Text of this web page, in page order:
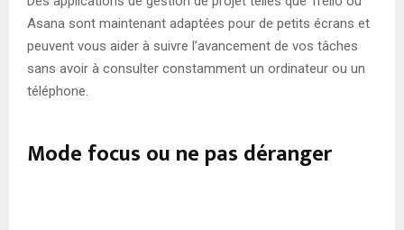
Asana sont maintenant adaptées pour de petits écrans et
peuvent vous aider à suivre l’avancement de vos tâches
sans avoir à consulter constamment un ordinateur ou un
téléphone.
Mode focus ou ne pas déranger